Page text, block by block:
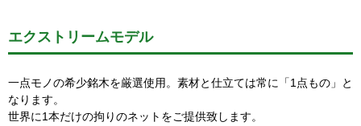
エクストリームモデル
一点モノの希少銘木を厳選使用。素材と仕立ては常に「1点もの」と
なります。
世界に1本だけの拘りのネットをご提供致します。